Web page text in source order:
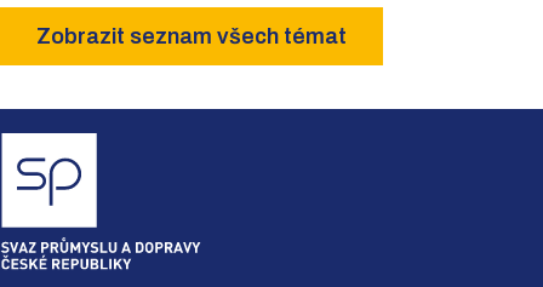
Zobrazit seznam všech témat